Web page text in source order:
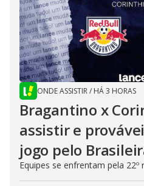
ONDE ASSISTIR/ HÁ 3 HORAS
Bragantino x
assistir e
jogo pelo
Equipes se enfrentam pela